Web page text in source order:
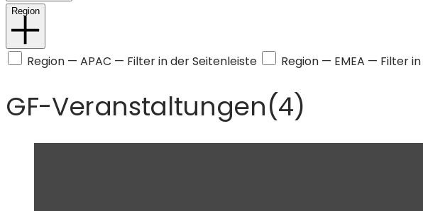
Region
Region — APAC — Filter in der Seitenleiste Region — EMEA — Filter
GF-Veranstaltungen(4)